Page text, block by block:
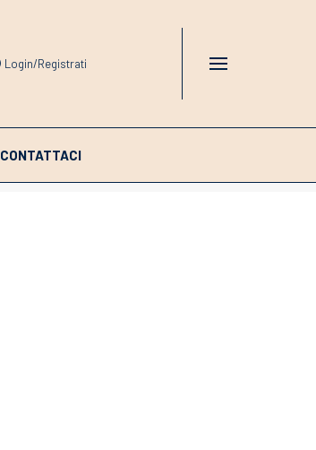
Login/Registrati
CONTATTACI